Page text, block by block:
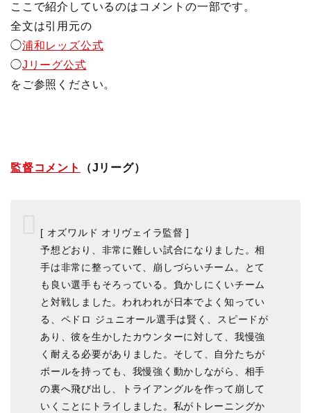
e
ここで紹介しているのはコメントの一部です。
全文は引用元の
◯浦和レッズ公式
◯Jリーグ公式
をご参照ください。
監督コメント （Jリーグ）
[ オズワルド オリヴェイラ監督 ]
予想どおり、非常に難しい試合になりました。相
手は非常に整っていて、崩しづらいチーム。とて
も良い選手もそろっている。負かしにくいチーム
と対戦しました。われわれが日本でよく知ってい
る、ペドロ ジュニオール選手は賢く、スピードが
あり、彼を生かしたカウンターに対して、我慢強
く耐える必要がありました。そして、自分たちが
ボールを持っても、我慢強く動かしながら、相手
の裏へ飛び出し、トライアングルを作って崩して
いくことにトライしました。私がトレーニングか